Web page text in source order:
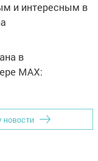
и интересным в
в
MАХ:
новости